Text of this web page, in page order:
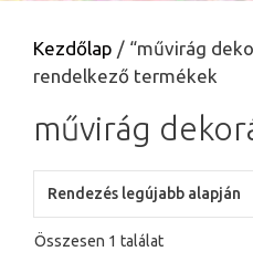
Kezdőlap / “művirág
rendelkező termékek
művirág
Összesen 1 találat